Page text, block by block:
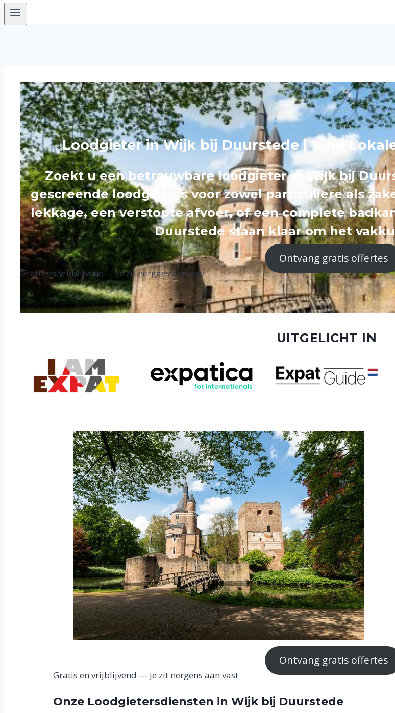
Loodgieter in Wijk bij Duurstede | Vind
Zoekt u een betrouwbare loodgieter in Wijk bij
gescreende loodgieters voor zowel particuliere als
lekkage, een verstopte afvoer, of een complete
Duurstede staan klaar om het
Ontvang gratis offertes
Gratis en vrijblijvend — je zit nergens aan vast
UITGELICHT IN
Ontvang gratis offertes
Gratis en vrijblijvend — je zit nergens aan vast
Onze Loodgietersdiensten in Wijk bij Duurstede